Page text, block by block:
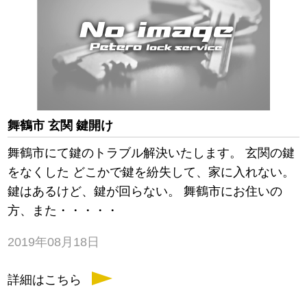
舞鶴市 玄関 鍵開け
舞鶴市にて鍵のトラブル解決いたします。 玄関の鍵
をなくした どこかで鍵を紛失して、家に入れない。
鍵はあるけど、鍵が回らない。 舞鶴市にお住いの
方、また・・・・・
2019年08月18日
詳細はこちら